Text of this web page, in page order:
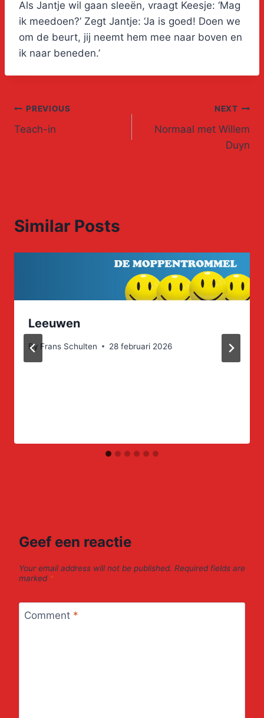
Als Jantje wil gaan sleeën, vraagt Keesje: ‘Mag
ik meedoen?’ Zegt Jantje: ‘Ja is goed! Doen we
om de beurt, jij neemt hem mee naar boven en
ik naar beneden.’
Post
navigation
PREVIOUS
Teach-in
NEXT
Normaal met Willem
Duyn
Similar Posts
Leeuwen
By Frans Schulten 28 februari 2026
Geef een reactie
Your email address will not be published. Required fields are
marked *
Comment *